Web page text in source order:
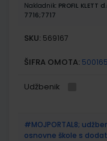
Nakladnik: PROFIL KLETT
7716;7717
SKU: 569167
ŠIFRA OMOTA: 500165
Udžbenik
#MOJPORTAL8;
osnovne škole s